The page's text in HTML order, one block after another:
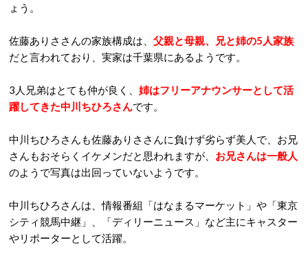
ょう。
佐藤ありささんの家族構成は、 父親と母親、兄と姉の5人家族
だと言われており、実家は千葉県にあるようです。
3人兄弟はとても仲が良く、 姉はフリーアナウンサーとして活
躍してきた中川ちひろさんです。
中川ちひろさんも佐藤ありささんに負けず劣らず美人で、お兄
さんもおそらくイケメンだと思われますが、 お兄さんは一般人
のようで写真は出回っていないようです。
中川ちひろさんは、情報番組「はなまるマーケット」や「東京
シティ競馬中継」、「ディリーニュース」など主にキャスター
やリポーターとして活躍。